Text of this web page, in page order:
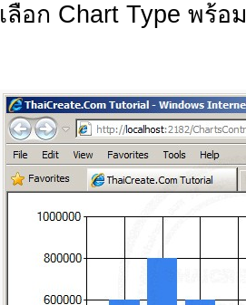
เลือก Chart Type พร้